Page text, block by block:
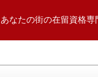
あなたの街の在留資格専